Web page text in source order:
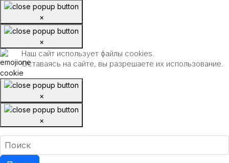
×
×
Наш сайт использует файлы cookies.
Оставаясь на сайте, вы разрешаете их использование.
×
×